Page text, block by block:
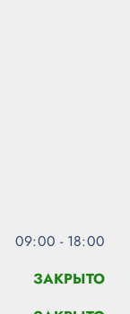
09:00 - 18:00
ЗАКРЫТО